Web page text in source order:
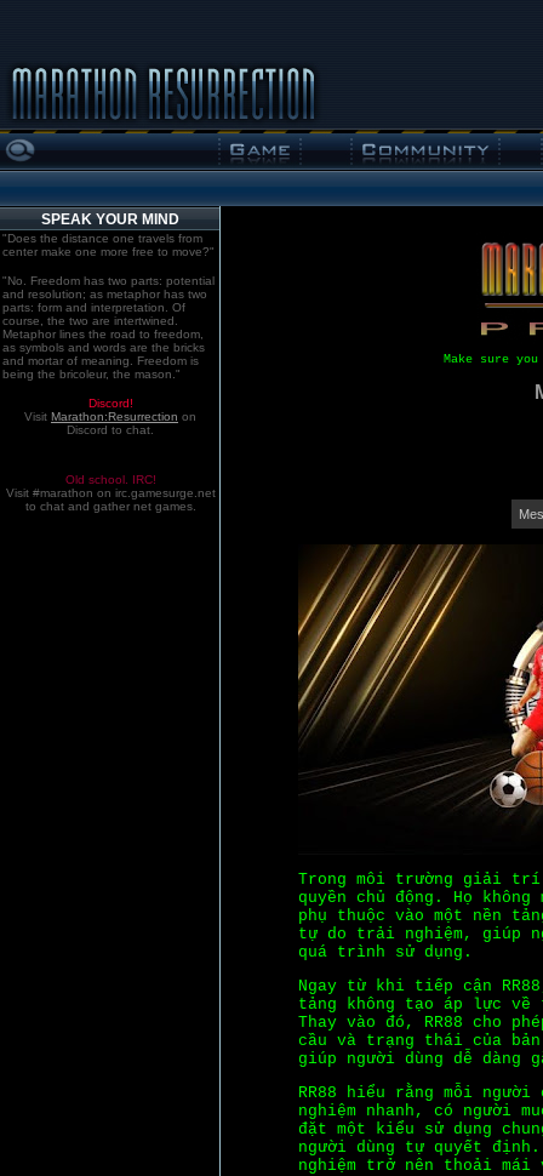
SPEAK YOUR MIND
"Does the distance one travels from
center make one more free to move?"
"No. Freedom has two parts: potential
and resolution; as metaphor has two
parts: form and interpretation. Of
course, the two are intertwined.
Metaphor lines the road to freedom,
as symbols and words are the bricks
and mortar of meaning. Freedom is
being the bricoleur, the mason."
Discord!
Visit Marathon:Resurrection on
Discord to chat.
Old school. IRC!
Visit #marathon on irc.gamesurge.net
to chat and gather net games.
Make sure
Trong môi trường giải trí
quyền chủ động. Họ
phụ thuộc vào một nền
tự do trải nghiệm, giúp
quá trình sử dụng.
Ngay từ khi tiếp cận
tảng không tạo áp lực
Thay vào đó, RR88 cho
cầu và trạng thái của
giúp người dùng dễ dàng
RR88 hiểu rằng mỗi
nghiệm nhanh, có người
đặt một kiểu sử dụng
người dùng tự quyết
nghiệm trở nên thoải mái